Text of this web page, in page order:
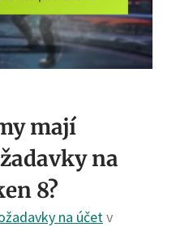
mají
na
8?
na účet v